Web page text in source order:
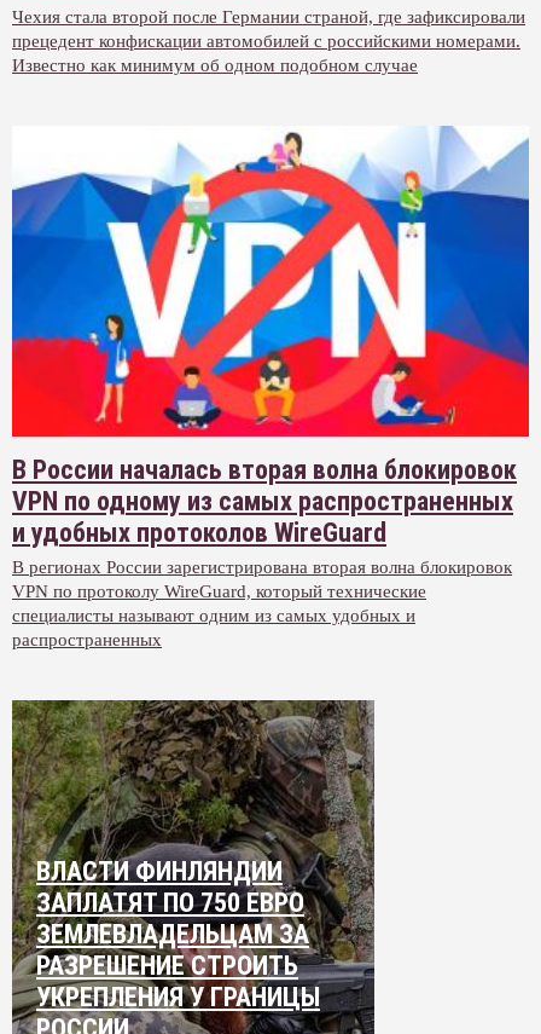
Чехия стала второй после Германии страной, где зафиксировали
прецедент конфискации автомобилей с российскими номерами.
Известно как минимум об одном подобном случае
В России началась вторая волна блокировок
VPN по одному из самых распространенных
и удобных протоколов WireGuard
В регионах России зарегистрирована вторая волна блокировок
VPN по протоколу WireGuard, который технические
специалисты называют одним из самых удобных и
распространенных
ВЛАСТИ ФИНЛЯНДИИ
ЗАПЛАТЯТ ПО 750 ЕВРО
ЗЕМЛЕВЛАДЕЛЬЦАМ ЗА
РАЗРЕШЕНИЕ СТРОИТЬ
УКРЕПЛЕНИЯ У ГРАНИЦЫ